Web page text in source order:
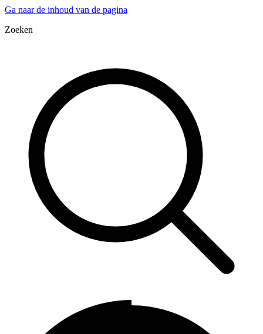
Ga naar de inhoud van de pagina
Zoeken